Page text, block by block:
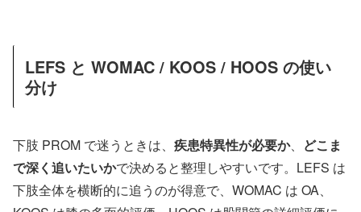
LEFS と WOMAC / KOOS / HOOS の使い
分け
下肢 PROM で迷うときは、 疾患特異性が必要か、 どこま
で深く追いたいかで決めると整理しやすいです。LEFS は
下肢全体を横断的に追うのが得意で、WOMAC は OA、